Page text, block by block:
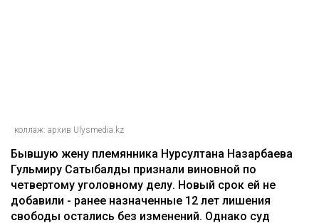
коллаж: архив Ulysmedia.kz
Бывшую жену племянника Нурсултана Назарбаева
Гульмиру Сатыбалды признали виновной по
четвертому уголовному делу. Новый срок ей не
добавили - ранее назначенные 12 лет лишения
свободы остались без изменений. Однако суд